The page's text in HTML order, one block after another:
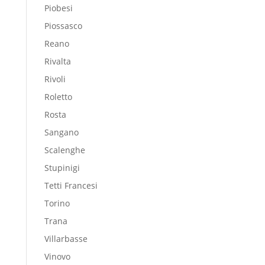
Piobesi
Piossasco
Reano
Rivalta
Rivoli
Roletto
Rosta
Sangano
Scalenghe
Stupinigi
Tetti Francesi
Torino
Trana
Villarbasse
Vinovo